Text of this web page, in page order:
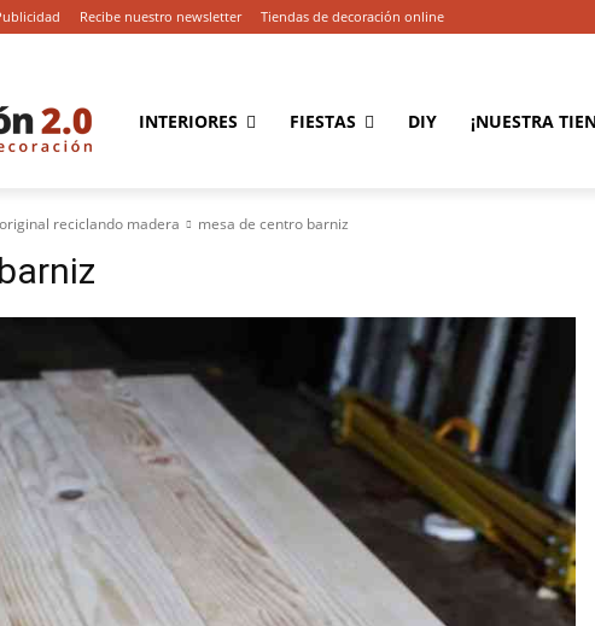
Recibe nuestro newsletter Tiendas de decoración online
INTERIORES FIESTAS DIY ¡NUESTRA
reciclando madera mesa de centro barniz